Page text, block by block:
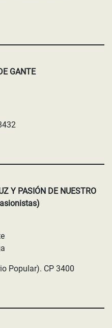
GANTE
Y PASIÓN DE NUESTRO
Popular). CP 3400